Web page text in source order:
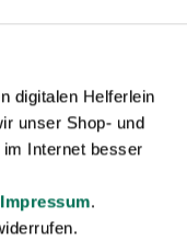
digitalen Helferlein
unser Shop- und
Internet besser
Impressum.
Nachrichten
Mit
Sie